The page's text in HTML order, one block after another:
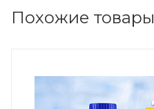
Похожие товары